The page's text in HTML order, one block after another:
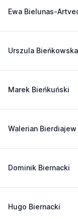
Ewa Bielunas-
Urszula Bieńkowska
Marek Bieńkuński
Walerian Bierdiajew
Dominik Biernacki
Hugo Biernacki